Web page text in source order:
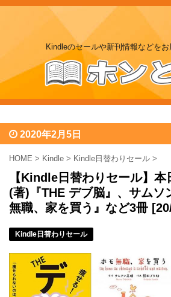
Kindleのセールや新刊情報などを
2020年2月5日
HOME > Kindle > Kindle日替わりセール >
【Kindle日替わりセール】
(著)『THE デブ脳』、サムソ
無職、家を買う』など3冊
Kindle日替わりセール